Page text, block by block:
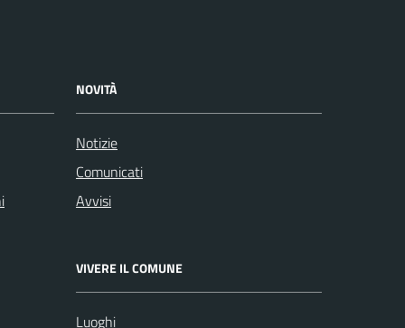
NOVITÀ
Notizie
Comunicati
Avvisi
VIVERE IL COMUNE
Luoghi